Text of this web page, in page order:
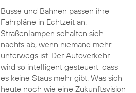
Busse und Bahnen passen ihre
Fahrpläne in Echtzeit an.
Straßenlampen schalten sich
nachts ab, wenn niemand mehr
unterwegs ist. Der Autoverkehr
wird so intelligent gesteuert, dass
es keine Staus mehr gibt. Was sich
heute noch wie eine Zukunftsvision